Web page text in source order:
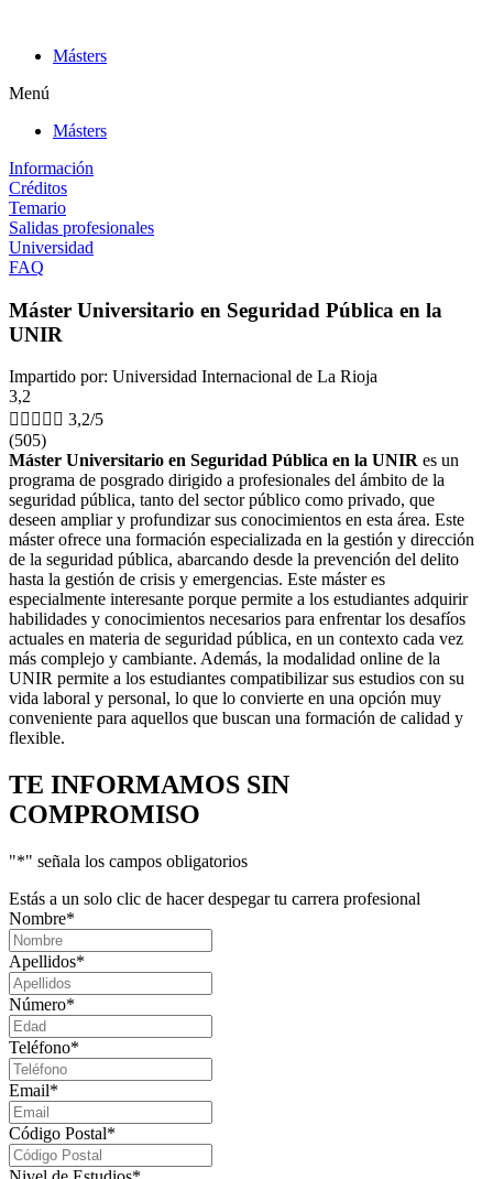
contenidoMásters
Menú
Másters
Información
Créditos
Temario
Salidas profesionales
Universidad
FAQ
Máster Universitario en Seguridad Pública en la
UNIR
Impartido por: Universidad Internacional de La Rioja
3,2
     3,2/5
(505)
Máster Universitario en Seguridad Pública en la UNIR es un
programa de posgrado dirigido a profesionales del ámbito de la
seguridad pública, tanto del sector público como privado, que
deseen ampliar y profundizar sus conocimientos en esta área. Este
máster ofrece una formación especializada en la gestión y dirección
de la seguridad pública, abarcando desde la prevención del delito
hasta la gestión de crisis y emergencias. Este máster es
especialmente interesante porque permite a los estudiantes adquirir
habilidades y conocimientos necesarios para enfrentar los desafíos
actuales en materia de seguridad pública, en un contexto cada vez
más complejo y cambiante. Además, la modalidad online de la
UNIR permite a los estudiantes compatibilizar sus estudios con su
vida laboral y personal, lo que lo convierte en una opción muy
conveniente para aquellos que buscan una formación de calidad y
flexible.
TE INFORMAMOS SIN
COMPROMISO
"*" señala los campos obligatorios
Estás a un solo clic de hacer despegar tu carrera profesional
Nombre*
Apellidos*
Número*
Teléfono*
Email*
Código Postal*